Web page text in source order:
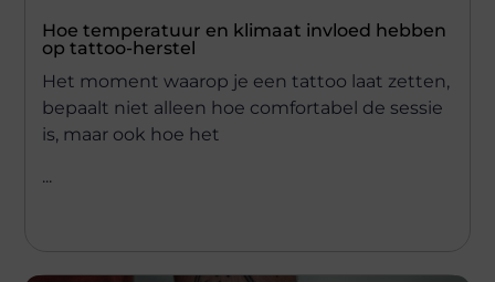
Hoe temperatuur en klimaat invloed hebben
op tattoo-herstel
Het moment waarop je een tattoo laat zetten,
bepaalt niet alleen hoe comfortabel de sessie
is, maar ook hoe het
...